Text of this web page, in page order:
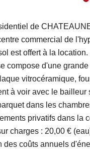
de
commercial de
est offert à la
compose d'une
vitrocéramique,
à voir avec le
dans les
privatifs dans
charges : 20,00 €
coûts annuels